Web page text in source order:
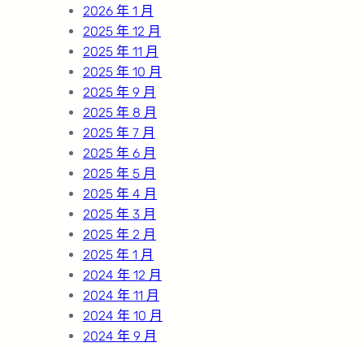
2026 年 1 月
2025 年 12 月
2025 年 11 月
2025 年 10 月
2025 年 9 月
2025 年 8 月
2025 年 7 月
2025 年 6 月
2025 年 5 月
2025 年 4 月
2025 年 3 月
2025 年 2 月
2025 年 1 月
2024 年 12 月
2024 年 11 月
2024 年 10 月
2024 年 9 月